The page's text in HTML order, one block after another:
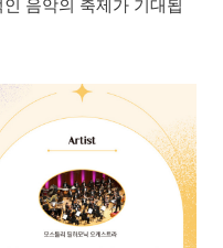
음악의 축제가 기대됩